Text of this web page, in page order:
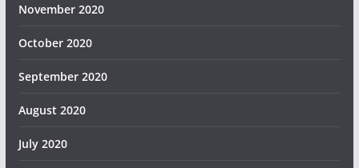
November 2020
October 2020
September 2020
August 2020
July 2020